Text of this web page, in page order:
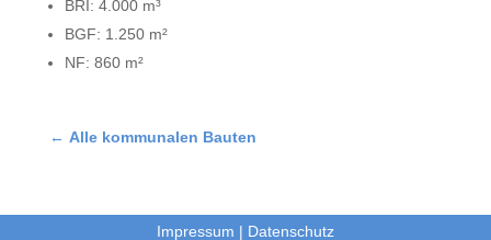
BRI: 4.000 m³
BGF: 1.250 m²
NF: 860 m²
← Alle kommunalen Bauten
Impressum | Datenschutz